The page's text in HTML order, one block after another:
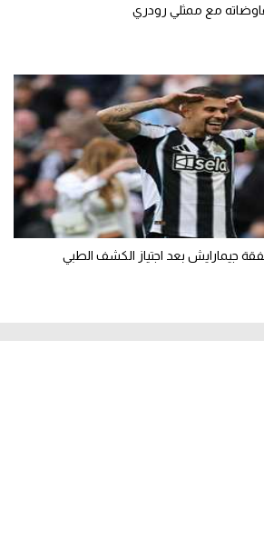
مع ممثلي رودري
جيمارايش بعد اجتياز الكشف الطبي